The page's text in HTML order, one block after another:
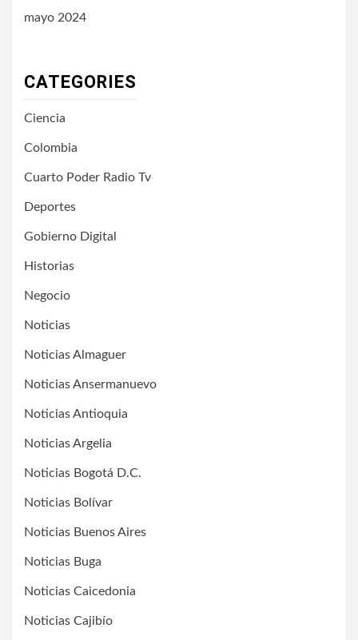
mayo 2024
CATEGORIES
Ciencia
Colombia
Cuarto Poder Radio Tv
Deportes
Gobierno Digital
Historias
Negocio
Noticias
Noticias Almaguer
Noticias Ansermanuevo
Noticias Antioquia
Noticias Argelia
Noticias Bogotá D.C.
Noticias Bolívar
Noticias Buenos Aires
Noticias Buga
Noticias Caicedonia
Noticias Cajibío